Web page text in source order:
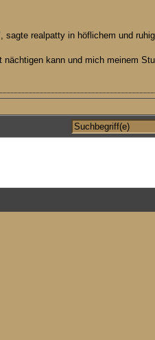
realpatty in höflichem und
kann und mich meinem